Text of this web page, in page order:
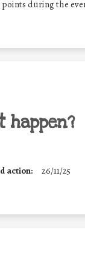
during the
action: 26/11/25